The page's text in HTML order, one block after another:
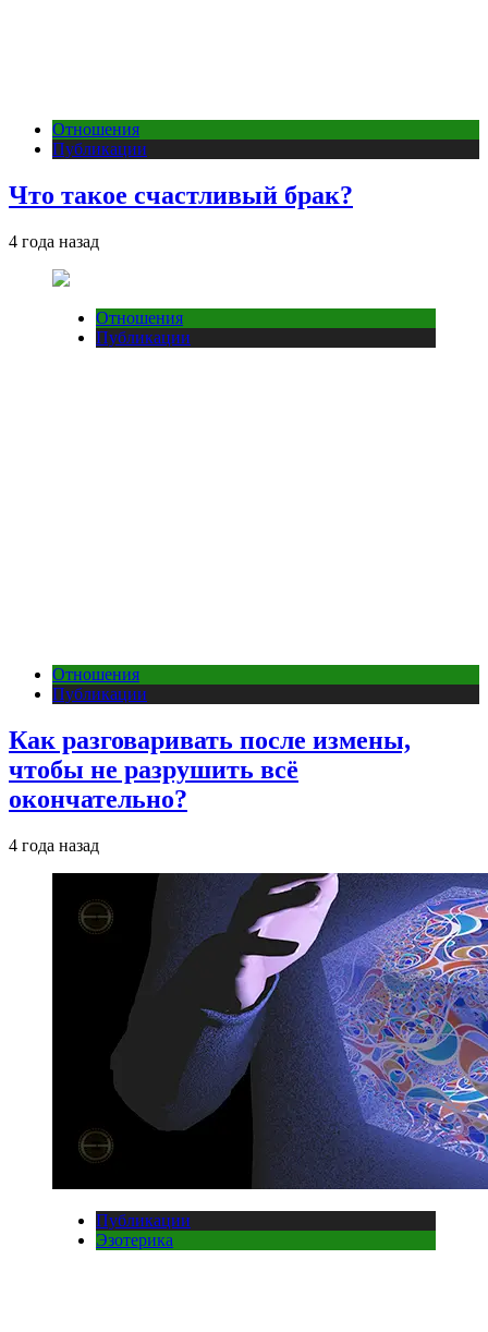
Отношения
Публикации
Что такое счастливый брак?
4 года назад
Отношения
Публикации
Отношения
Публикации
Как разговаривать после измены,
чтобы не разрушить всё
окончательно?
4 года назад
Публикации
Эзотерика